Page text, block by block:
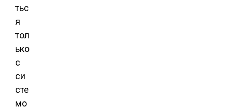
тьс
я
тол
ько
с
си
сте
мо